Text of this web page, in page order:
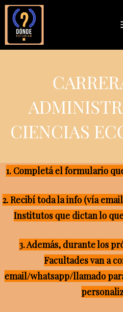
Saltar
contenido
CIENCIAS
1. Completá el formulario
2. Recibí toda la info (vía
Institutos que dictan lo
3. Además, durante los
Facultades van a
email/whatsapp/llamado